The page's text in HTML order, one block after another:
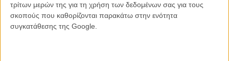
τρίτων μερών της για τη χρήση των δεδομένων σας για τους
σκοπούς που καθορίζονται παρακάτω στην ενότητα
συγκατάθεσης της Google.